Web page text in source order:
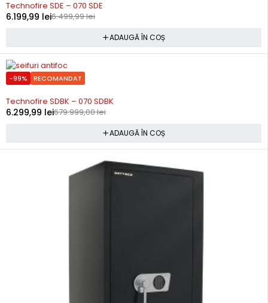
Technofire SDE – 070 SDE
6.499,99lei
6.199,99 lei
ADAUGĂ ÎN COȘ
-99% RECOMANDAT
Precomanda
Technofire SDBK – 070 SDBK
679.999,00lei
6.299,99 lei
ADAUGĂ ÎN COȘ